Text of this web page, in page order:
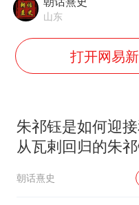
“
山东
打开网易
朱祁钰是如何迎
从瓦剌回归的朱
朝话熹史